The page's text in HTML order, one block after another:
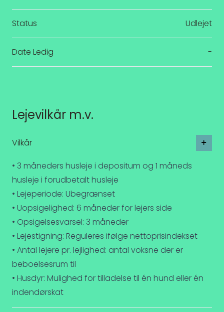
Status Udlejet
Date Ledig -
Lejevilkår m.v.
Vilkår
• 3 måneders husleje i depositum og 1 måneds
husleje i forudbetalt husleje
• Lejeperiode: Ubegrænset
• Uopsigelighed: 6 måneder for lejers side
• Opsigelsesvarsel: 3 måneder
• Lejestigning: Reguleres ifølge nettoprisindekset
• Antal lejere pr. lejlighed: antal voksne der er
beboelsesrum til
• Husdyr: Mulighed for tilladelse til én hund eller én
indendørskat